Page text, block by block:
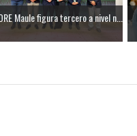
Maule figura tercero a nivel n...